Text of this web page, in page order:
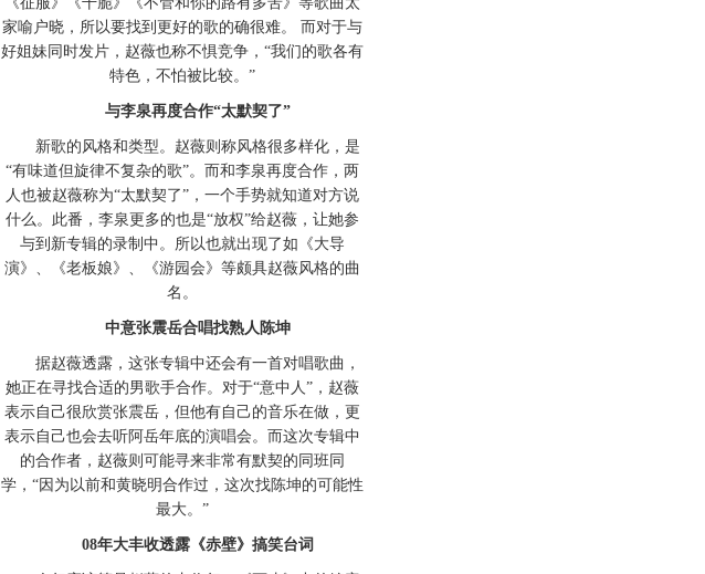
家喻户晓，所以要找到更好的歌的确很难。 而对于与
好姐妹同时发片，赵薇也称不惧竞争，“我们的歌各有
特色，不怕被比较。”
与李泉再度合作“太默契了”
新歌的风格和类型。赵薇则称风格很多样化，是
“有味道但旋律不复杂的歌”。而和李泉再度合作，两
人也被赵薇称为“太默契了”，一个手势就知道对方说
什么。此番，李泉更多的也是“放权”给赵薇，让她参
与到新专辑的录制中。所以也就出现了如《大导
演》、《老板娘》、《游园会》等颇具赵薇风格的曲
名。
中意张震岳合唱找熟人陈坤
据赵薇透露，这张专辑中还会有一首对唱歌曲，
她正在寻找合适的男歌手合作。对于“意中人”，赵薇
表示自己很欣赏张震岳，但他有自己的音乐在做，更
表示自己也会去听阿岳年底的演唱会。而这次专辑中
的合作者，赵薇则可能寻来非常有默契的同班同
学，“因为以前和黄晓明合作过，这次找陈坤的可能性
最大。”
08年大丰收透露《赤壁》搞笑台词